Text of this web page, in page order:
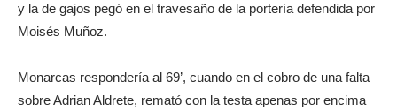
y la de gajos pegó en el travesaño de la portería defendida por
Moisés Muñoz.
Monarcas respondería al 69’, cuando en el cobro de una falta
sobre Adrian Aldrete, remató con la testa apenas por encima